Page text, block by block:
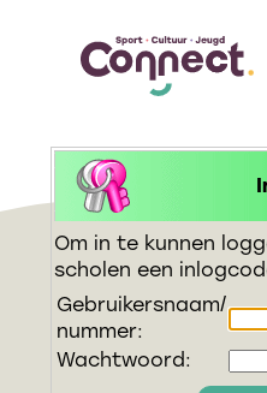
Om in te kunnen
scholen een
Gebruikersnaam/
nummer:
Wachtwoord: